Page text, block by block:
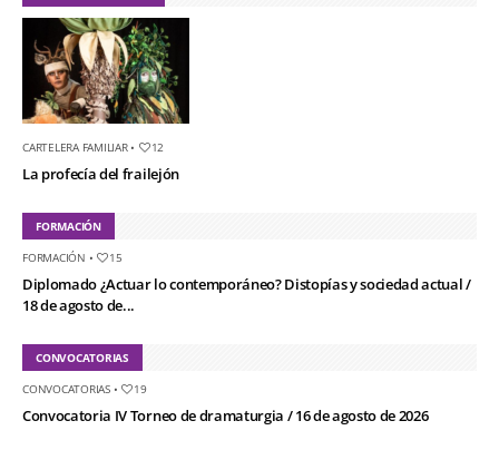
CARTELERA FAMILIAR• 12
La profecía del frailejón
FORMACIÓN
FORMACIÓN • 15
Diplomado ¿Actuar lo contemporáneo? Distopías y sociedad actual /
18 de agosto de...
CONVOCATORIAS
CONVOCATORIAS• 19
Convocatoria IV Torneo de dramaturgia / 16 de agosto de 2026